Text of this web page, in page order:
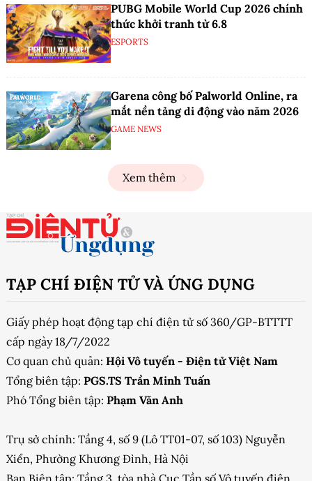
PUBG Mobile World Cup 2026 chính
thức khởi tranh từ 6.8
ESPORTS
Garena công bố Palworld Online, ra
mắt nền tảng di động vào năm 2026
GAME NEWS
Xem thêm
TẠP CHÍ ĐIỆN TỬ VÀ ỨNG DỤNG
Giấy phép hoạt động tạp chí điện tử số 360/GP-BTTTT
cấp ngày 18/7/2022
Cơ quan chủ quản: Hội Vô tuyến - Điện tử Việt Nam
Tổng biên tập: PGS.TS Trần Minh Tuấn
Phó Tổng biên tập: Phạm Văn Anh
Trụ sở chính: Tầng 4, số 9 (Lô TT01-07, số 103) Nguyễn
Xiển, Phường Khương Đình, Hà Nội